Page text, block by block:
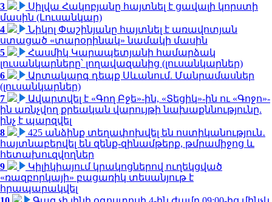
3
Սիլվա Հակոբյանը հայտնել է ցավալի կորստի
մասին (Լուսանկար)
4
Նիկոլ Փաշինյանը հայտնել է առավոտյան
ստացած «տարօրինակ» նամակի մասին
5
Հասմիկ Կարապետյանի համարձակ
լուսանկարները՝ լողավազանից (լուսանկարներ)
6
Արտակարգ դեպք Սևանում. Մանրամասներ
(լուսանկարներ)
7
Ավարտվել է «Գող Բջե»-ին, «Տեցիկ»-ին ու «Գոջո»-
ին առնչվող քրեական վարույթի նախաքննությունը.
ինչ է պարզվել
8
425 անձինք տեղափոխվել են ոստիկանություն․
հայտնաբերվել են զենք-զինամթերք, թմրամիջոց և
հետախուզվողներ
9
Կիլիկիայում կրակոցներով ուղեկցված
«ռազբորկայի» բացառիկ տեսանյութ է
հրապարակվել